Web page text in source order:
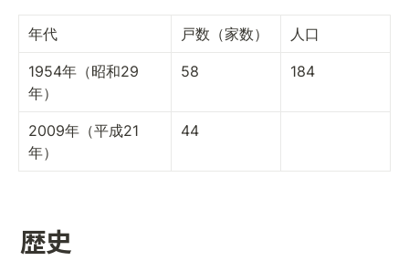
年代 戸数（家数） 人口
1954年（昭和29
年）
58 184
2009年（平成21
年）
44
歴史